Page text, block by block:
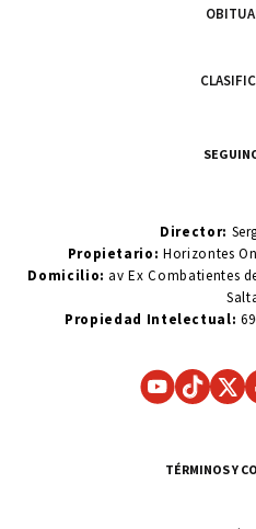
Director:
Propietario:Horizontes
Domicilio: av Ex Combatientes
Propiedad Intelectual:
TÉRMINOS Y